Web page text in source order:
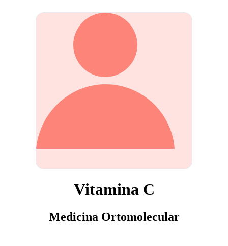
Vitamina C
Medicina Ortomolecular